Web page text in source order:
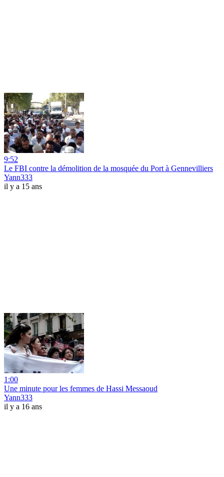
9:52
Le FBI contre la démolition de la mosquée du Port à Gennevilliers
Yann333
il y a 15 ans
1:00
Une minute pour les femmes de Hassi Messaoud
Yann333
il y a 16 ans